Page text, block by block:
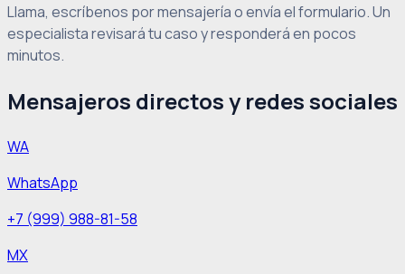
Llama, escríbenos por mensajería o envía el formulario. Un
especialista revisará tu caso y responderá en pocos
minutos.
Mensajeros directos y redes sociales
WA
WhatsApp
+7 (999) 988-81-58
MX